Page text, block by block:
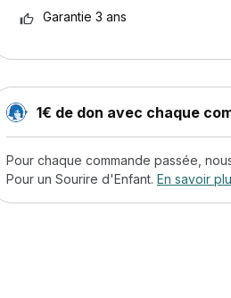
Garantie 3 ans
1€ de don avec chaque
Pour chaque commande passée,
Pour un Sourire d'Enfant. En savoir